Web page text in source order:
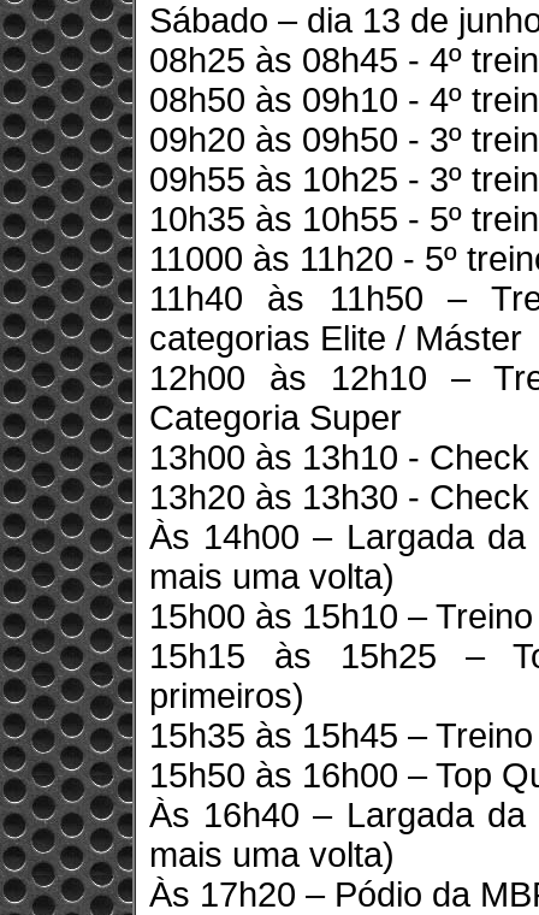
Sábado – dia 13 de
08h25 às 08h45 - 4º
08h50 às 09h10 - 4º
09h20 às 09h50 - 3º
09h55 às 10h25 - 3º
10h35 às 10h55 - 5º
11000 às 11h20 - 5º
11h40 às 11h50 –
categorias Elite / Máster
12h00 às 12h10 –
Categoria Super
13h00 às 13h10 -
13h20 às 13h30 -
Às 14h00 – Largada
mais uma volta)
15h00 às 15h10 –
15h15 às 15h25 –
primeiros)
15h35 às 15h45 –
15h50 às 16h00 – Top
Às 16h40 – Largada
mais uma volta)
Às 17h20 – Pódio da